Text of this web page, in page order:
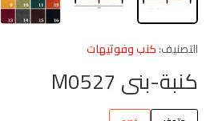
التصنيف:كنب وفوتيهات
كنبة-بنى M0527